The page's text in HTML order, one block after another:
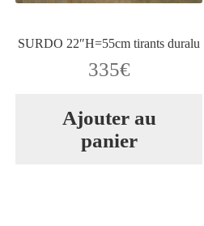
SURDO 22″H=55cm tirants duralu
335€
Ajouter au
panier